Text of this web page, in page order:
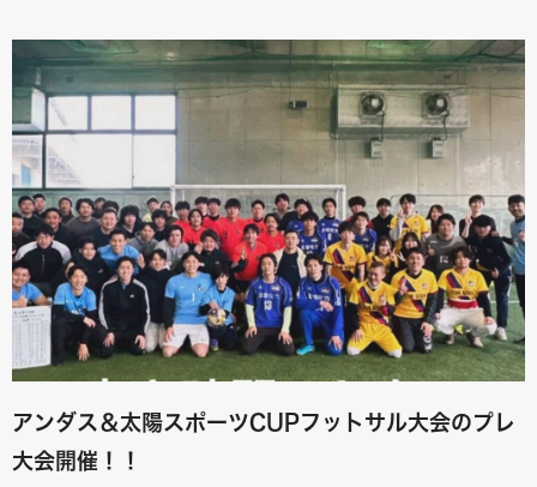
アンダス＆太陽スポーツCUPフットサル大会のプレ
大会開催！！